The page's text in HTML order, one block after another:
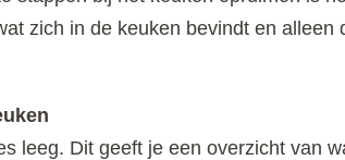
zich in de keuken bevindt en alleen
leeg. Dit geeft je een overzicht van